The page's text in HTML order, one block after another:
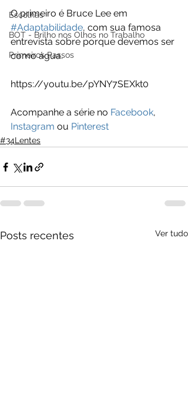
Escolhas
BOT - Brilho nos Olhos no Trabalho
Primeiros Passos
O primeiro é Bruce Lee em
#Adaptabilidade, com sua famosa
entrevista sobre porque devemos ser
como água.
https://youtu.be/pYNY7SEXkt0
Acompanhe a série no Facebook,
Instagram ou Pinterest
#34Lentes
Posts recentes Ver tudo